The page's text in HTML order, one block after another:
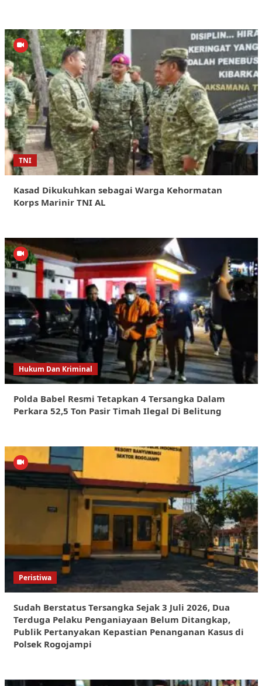
TNI
Kasad Dikukuhkan sebagai Warga Kehormatan
Korps Marinir TNI AL
Hukum Dan Kriminal
Polda Babel Resmi Tetapkan 4 Tersangka Dalam
Perkara 52,5 Ton Pasir Timah Ilegal Di Belitung
Peristiwa
Sudah Berstatus Tersangka Sejak 3 Juli 2026, Dua
Terduga Pelaku Penganiayaan Belum Ditangkap,
Publik Pertanyakan Kepastian Penanganan Kasus di
Polsek Rogojampi